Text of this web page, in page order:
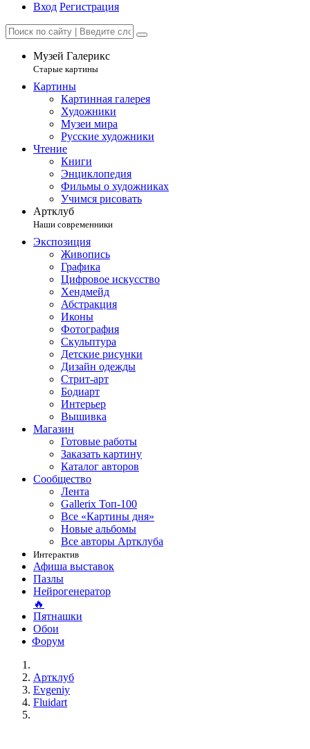
Вход Регистрация
Музей Галерикс
Старые картины
Картины
Картинная галерея
Художники
Музеи мира
Русские художники
Чтение
Книги
Энциклопедия
Фильмы о художниках
Учимся рисовать
Артклуб
Наши современники
Экспозиция
Живопись
Графика
Цифровое искусство
Хендмейд
Абстракция
Иконы
Фотография
Скульптура
Детские рисунки
Дизайн одежды
Стрит-арт
Бодиарт
Интерьер
Вышивка
Магазин
Готовые работы
Заказать картину
Каталог авторов
Сообщество
Лента
Gallerix Топ-100
Все «Картины дня»
Новые альбомы
Все авторы Артклуба
Интерактив
Афиша выставок
Пазлы
Нейрогенератор
🔥
Пятнашки
Обои
Форум
Артклуб
Evgeniy
Fluidart